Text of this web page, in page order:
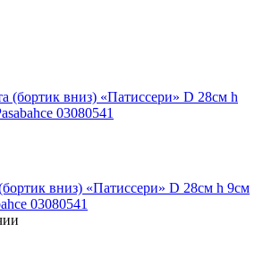
вниз) «Патиссери» D 28см h 9см
03080541